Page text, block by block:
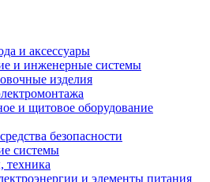
и аксессуары
и инженерные системы
изделия
и щитовое оборудование
безопасности
системы
техника
и элементы питания